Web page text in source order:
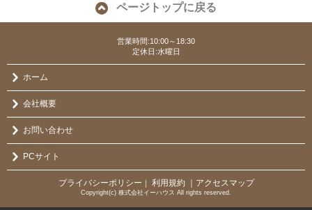
ページトップに戻る
営業時間:10:00～18:30
定休日:水曜日
ホーム
会社概要
お問い合わせ
PCサイト
プライバシーポリシー ｜ 利用規約 ｜アクセスマップ
Copyright(c) 株式会社イーハウス All rights reserved.